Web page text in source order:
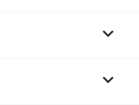

keyboard_arrow_down